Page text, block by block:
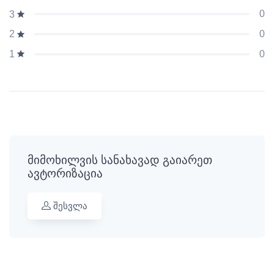
3
0
2
0
1
0
მიმოხილვის სანახავად გაიარეთ
ავტორიზაცია
შესვლა